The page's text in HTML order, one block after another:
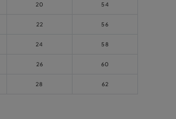
20 54
22 56
24 58
26 60
28 62